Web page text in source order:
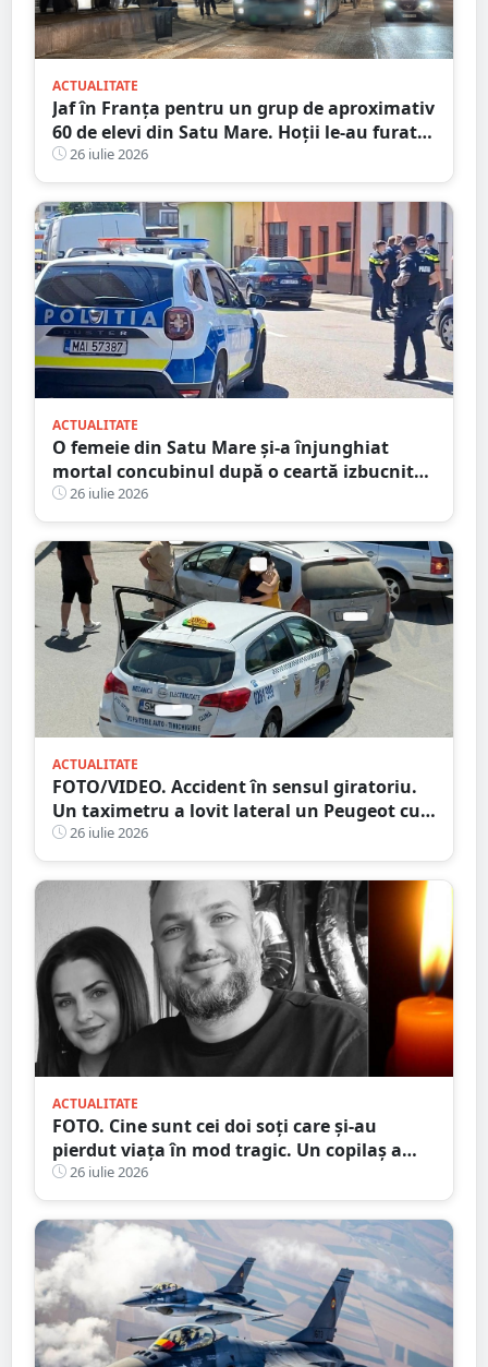
ACTUALITATE
Jaf în Franța pentru un grup de aproximativ
60 de elevi din Satu Mare. Hoții le-au furat
bagajele, actele și banii după ce autocarul a
fost lăsat nesupravegheat
26 iulie 2026
ACTUALITATE
O femeie din Satu Mare și-a înjunghiat
mortal concubinul după o ceartă izbucnită
pe fondul geloziei și al alcoolului
26 iulie 2026
ACTUALITATE
FOTO/VIDEO. Accident în sensul giratoriu.
Un taximetru a lovit lateral un Peugeot cu
numere străine. Eternele parlamentări în
mijlocul intersecției
26 iulie 2026
ACTUALITATE
FOTO. Cine sunt cei doi soți care și-au
pierdut viața în mod tragic. Un copilaș a
rămas orfan. Au căzut de pe motocicletă, în
județul vecin
26 iulie 2026